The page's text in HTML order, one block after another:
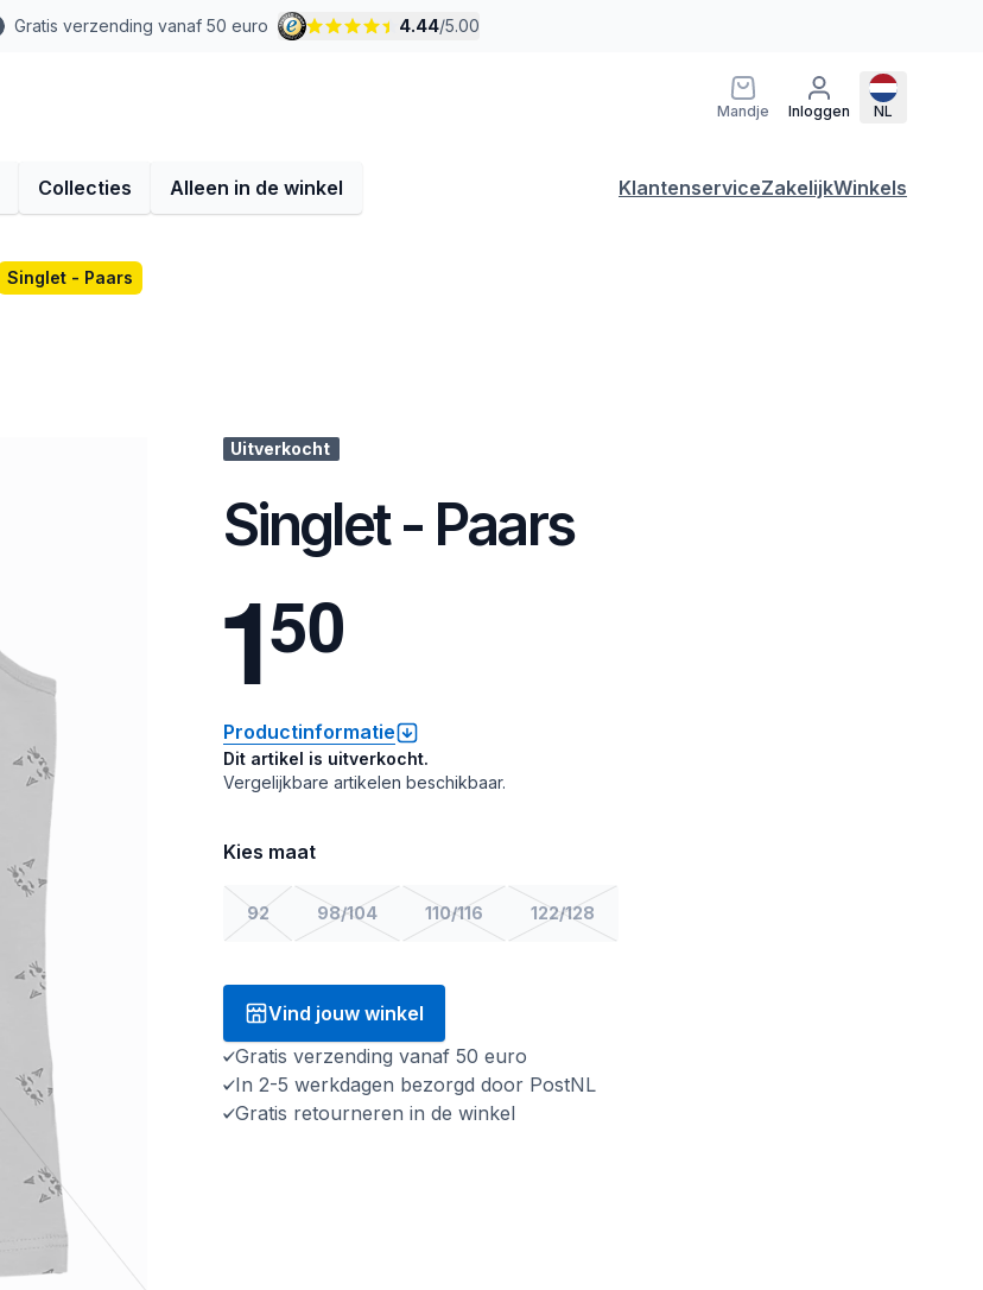
Gratis verzending vanaf 50 euro 4.44/5.00
Mandje Inloggen NL
Collecties Alleen in de winkel KlantenserviceZakelijkWinkels
Singlet - Paars
Uitverkocht
Singlet - Paars
150
Productinformatie
Dit artikel is uitverkocht.
Vergelijkbare artikelen beschikbaar.
Kies maat
92 98/104 110/116 122/128
Vind jouw winkel
Gratis verzending vanaf 50 euro
In 2-5 werkdagen bezorgd door PostNL
Gratis retourneren in de winkel